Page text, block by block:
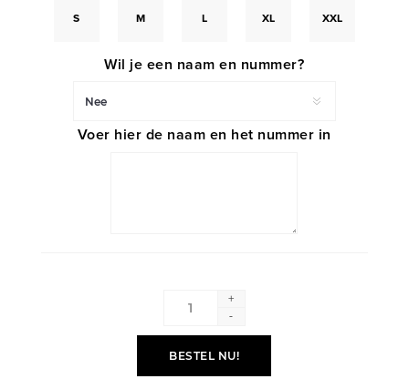
S M L XL XXL
Wil je een naam en nummer?
Voer hier de naam en het nummer in
+
-
BESTEL NU!